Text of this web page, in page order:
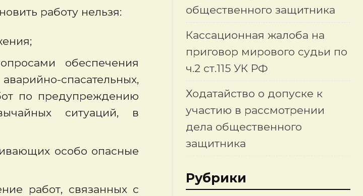
работу нельзя:
обеспечения
спасательных,
по предупреждению
ситуаций, в
особо опасные
работ, связанных с
общественного защитника
Кассационная жалоба на
приговор мирового судьи по
ч.2 ст.115 УК РФ
Ходатайство о допуске к
участию в рассмотрении
дела общественного
защитника
Рубрики